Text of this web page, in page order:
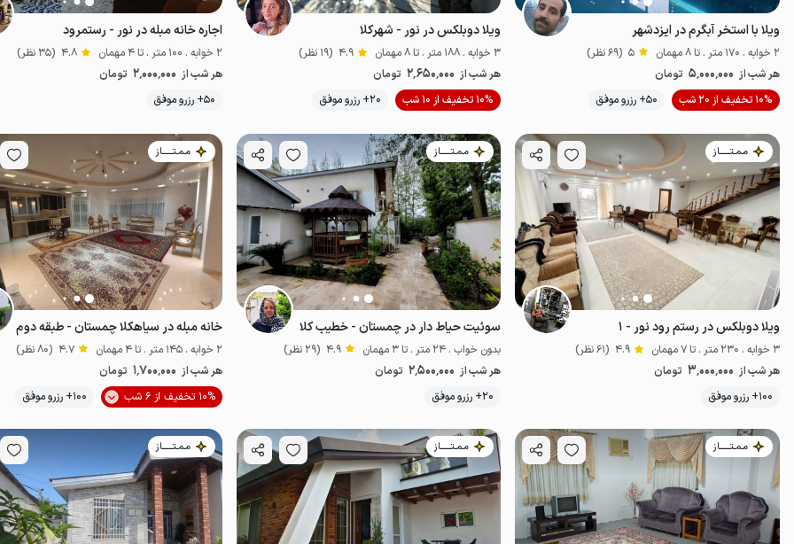
ویلا با استخر آبگرم در ایزدشهر
2 خوابه . 170 متر . تا 8 مهمان 5 (69 نظر)
هر شب از 5٬000٬000 تومان
10% تخفیف از 20 شب
50+ رزرو موفق موقعیت در نقشه
ویلا دوبلکس در نور - شهرکلا
3 خوابه . 188 متر . تا 8 مهمان 4.9 (19 نظر)
هر شب از 2٬650٬000 تومان
10% تخفیف از 10 شب
20+ رزرو موفق موقعیت در نقشه
اجاره خانه مبله در نور - رستمرود
2 خوابه . 100 متر . تا 4 مهمان 4.8 (35 نظر)
هر شب از 2٬000٬000 تومان
50+ رزرو موفق
مـمـتــــــاز
ویلا دوبلکس در رستم رود نور - ۱
3 خوابه . 230 متر . تا 7 مهمان 4.9 (61 نظر)
هر شب از 3٬000٬000 تومان
100+ رزرو موفق
موقعیت در نقشه
مـمـتــــــاز
سوئیت حیاط دار در چمستان - خطیب کلا
بدون خواب . 24 متر . تا 3 مهمان 4.9 (29 نظر)
هر شب از 2٬500٬000 تومان
20+ رزرو موفق
موقعیت در نقشه
مـمـتــــــاز
خانه مبله در سیاهکلا چمستان - طبقه دوم
2 خوابه . 145 متر . تا 4 مهمان 4.7 (80 نظر)
هر شب از 1٬700٬000 تومان
10% تخفیف از 6 شب
100+ رزرو موفق
مـمـتــــــاز مـمـتــــــاز مـمـتــــــاز